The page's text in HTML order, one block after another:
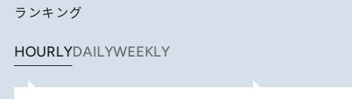
ランキング
HOURLYDAILYWEEKLY